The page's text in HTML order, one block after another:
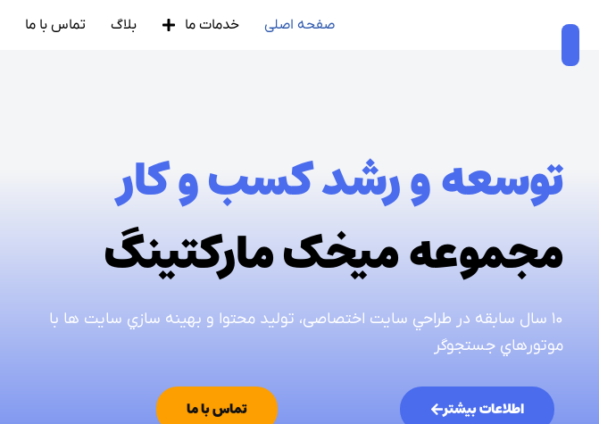
به
صفحه اصلی خدمات ما بلاگ تماس با ما
توسعه و رشد کسب و کار
مجموعه ميخک مارکتينگ
۱۰ سال سابقه در طراحي سايت اختصاصی، توليد محتوا و بهينه سازي سايت ها با
موتورهاي جستجوگر
اطلاعات بیشتر تماس با ما